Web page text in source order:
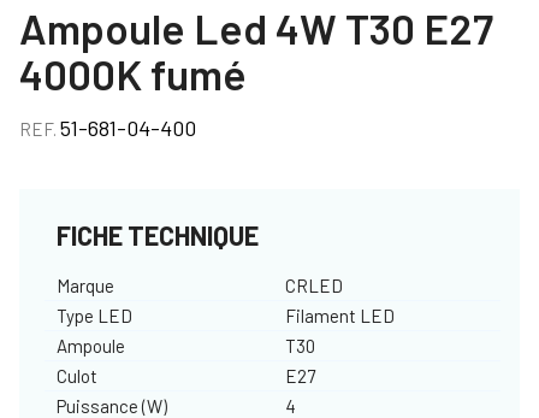
Ampoule Led 4W T30 E27
4000K fumé
REF. 51-681-04-400
FICHE TECHNIQUE
Marque
CRLED
Type LED
Filament LED
Ampoule
T30
Culot
E27
Puissance (W)
4